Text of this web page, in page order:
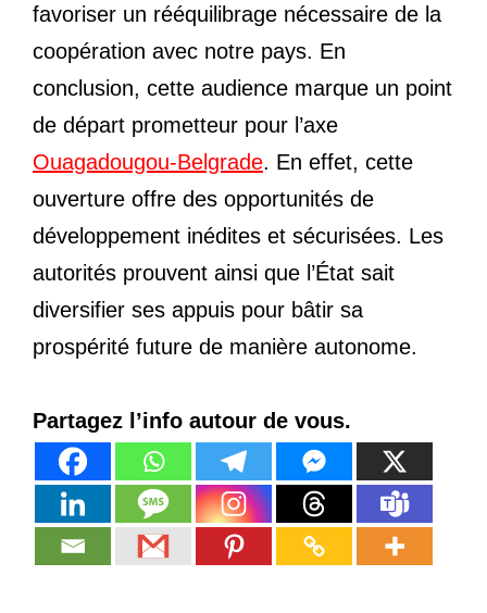
favoriser un rééquilibrage nécessaire de la
coopération avec notre pays. En
conclusion, cette audience marque un point
de départ prometteur pour l’axe
Ouagadougou-Belgrade. En effet, cette
ouverture offre des opportunités de
développement inédites et sécurisées. Les
autorités prouvent ainsi que l’État sait
diversifier ses appuis pour bâtir sa
prospérité future de manière autonome.
Partagez l’info autour de vous.